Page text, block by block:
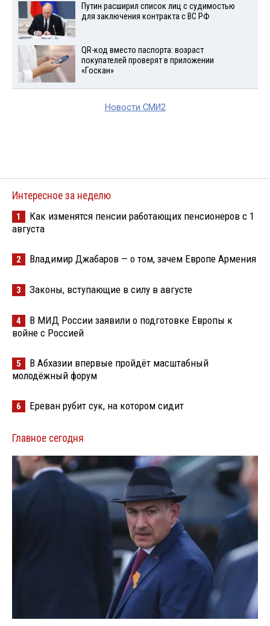
Путин расширил список лиц с судимостью
для заключения контракта с ВС РФ
QR-код вместо паспорта: возраст
покупателей проверят в приложении
«Госкан»
Новости СМИ2
Интересное за неделю
1
Как изменятся пенсии работающих пенсионеров с 1
августа
2 Владимир Джабаров — о том, зачем Европе Армения
3 Законы, вступающие в силу в августе
4
В МИД России заявили о подготовке Европы к
войне с Россией
5
В Абхазии впервые пройдёт масштабный
молодёжный форум
6 Ереван рубит сук, на котором сидит
Главное сегодня